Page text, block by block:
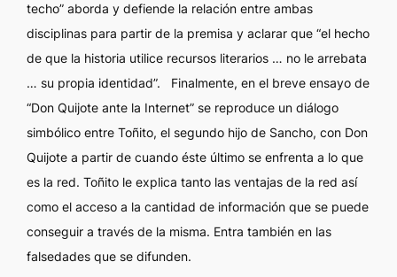
techo” aborda y defiende la relación entre ambas
disciplinas para partir de la premisa y aclarar que “el hecho
de que la historia utilice recursos literarios … no le arrebata
… su propia identidad”. Finalmente, en el breve ensayo de
“Don Quijote ante la Internet” se reproduce un diálogo
simbólico entre Toñito, el segundo hijo de Sancho, con Don
Quijote a partir de cuando éste último se enfrenta a lo que
es la red. Toñito le explica tanto las ventajas de la red así
como el acceso a la cantidad de información que se puede
conseguir a través de la misma. Entra también en las
falsedades que se difunden.